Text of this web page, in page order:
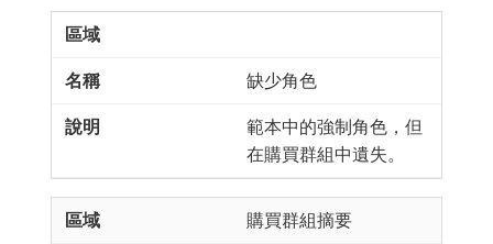
缺少角色
範本中的強制角色，但
在購買群組中遺失。
購買群組摘要